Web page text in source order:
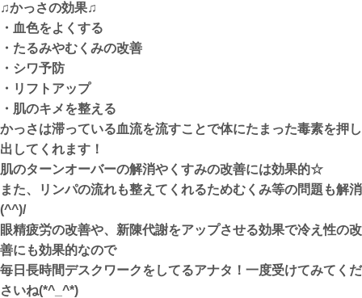
♫かっさの効果♫
・血色をよくする
・たるみやむくみの改善
・シワ予防
・リフトアップ
・肌のキメを整える
かっさは滞っている血流を流すことで体にたまった毒素を押し
出してくれます！
肌のターンオーバーの解消やくすみの改善には効果的☆
また、リンパの流れも整えてくれるためむくみ等の問題も解消
(^^)/
眼精疲労の改善や、新陳代謝をアップさせる効果で冷え性の改
善にも効果的なので
毎日長時間デスクワークをしてるアナタ！一度受けてみてくだ
さいね(*^_^*)